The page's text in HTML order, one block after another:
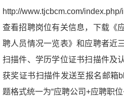
http://www.tjcbcm.com/
查看招聘岗位有关信息，下载《
聘人员情况一览表》和应聘者近
扫描件、学历学位证书扫描件及
获奖证书扫描件发送至报名邮箱
题格式统一为“应聘公司+应聘职位